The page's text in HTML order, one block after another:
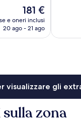
Il
prezzo
attuale
181 €
e oneri inclusi
20 ago - 21 ago
visualizzare gli
zona